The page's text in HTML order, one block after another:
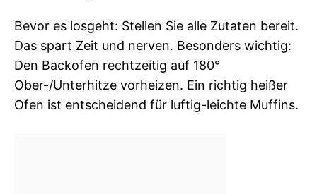
Bevor es losgeht: Stellen Sie alle Zutaten bereit.
Das spart Zeit und nerven. Besonders wichtig:
Den Backofen rechtzeitig auf 180°
Ober-/Unterhitze vorheizen. Ein richtig heißer
Ofen ist entscheidend für luftig-leichte Muffins.